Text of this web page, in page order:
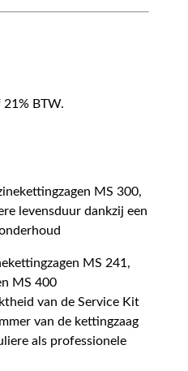
BTW.
MS 300,
levensduur dankzij een
MS 241,
MS 400
van de Service Kit
van de kettingzaag
als professionele